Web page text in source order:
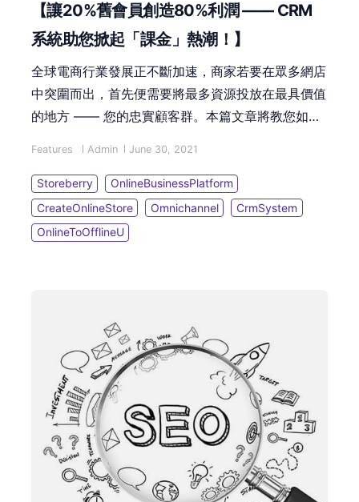
【讓20%舊會員創造80%利潤 —— CRM
系統助您掀起「課金」熱潮！】
全球電商行業發展正不斷加速，商家若要在眾多網店
中突圍而出，首先便需要將最多資源投放在最具價值
的地方 —— 您的忠實顧客群。本篇文章將教您如何
潮！
Features Admin June 30, 2021
Storeberry
OnlineBusinessPlatform
CreateOnlineStore
Omnichannel
CrmSystem
OnlineToOfflineU